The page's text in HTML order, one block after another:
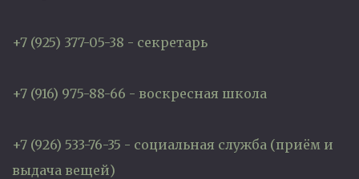
+7 (925) 377-05-38 - секретарь
+7 (916) 975-88-66 - воскресная школа
+7 (926) 533-76-35 - социальная служба (приём и
выдача вещей)